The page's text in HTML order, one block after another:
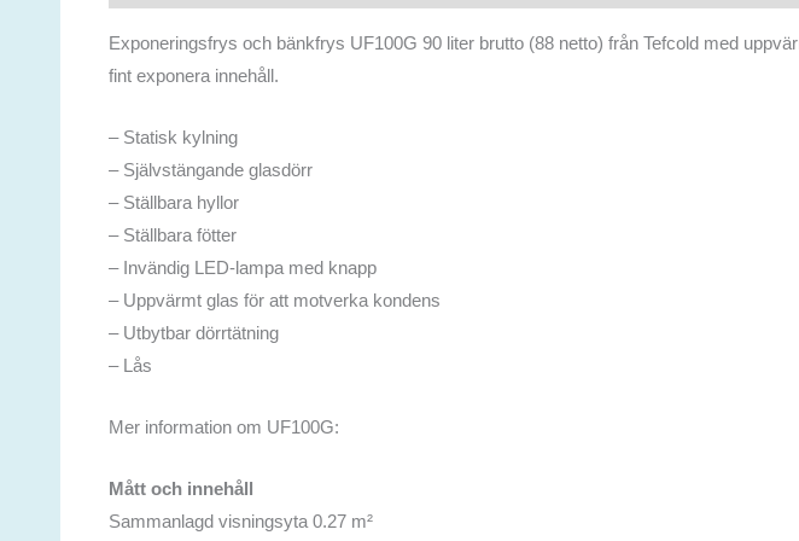
Exponeringsfrys och bänkfrys UF100G 90 liter brutto (88 netto) från Tefcold med
fint exponera innehåll.
– Statisk kylning
– Självstängande glasdörr
– Ställbara hyllor
– Ställbara fötter
– Invändig LED-lampa med knapp
– Uppvärmt glas för att motverka kondens
– Utbytbar dörrtätning
– Lås
Mer information om UF100G:
Mått och innehåll
Sammanlagd visningsyta 0.27 m²